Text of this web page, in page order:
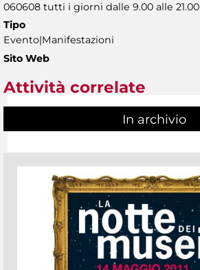
060608 tutti i giorni dalle 9.00 alle 21.00
Tipo
Evento|Manifestazioni
Sito Web
Attività correlate
In archivio